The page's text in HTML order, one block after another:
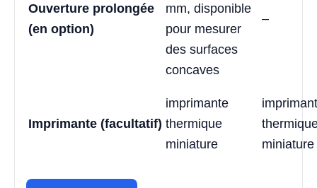
Ouverture prolongée
(en option)
mm, disponible
pour mesurer
des surfaces
concaves
–
Imprimante (facultatif)
imprimante
thermique
miniature
miniature